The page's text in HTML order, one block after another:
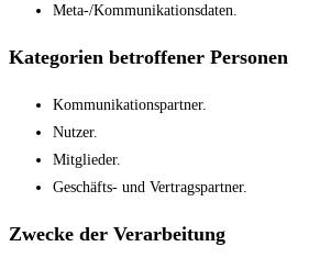
Meta-/Kommunikationsdaten.
Kategorien betroffener Personen
Kommunikationspartner.
Nutzer.
Mitglieder.
Geschäfts- und Vertragspartner.
Zwecke der Verarbeitung